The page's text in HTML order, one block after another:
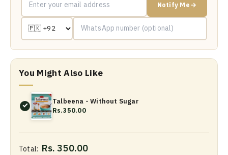
Notify Me
You Might Also Like
Talbeena - Without Sugar
Rs.350.00
Total: Rs. 350.00